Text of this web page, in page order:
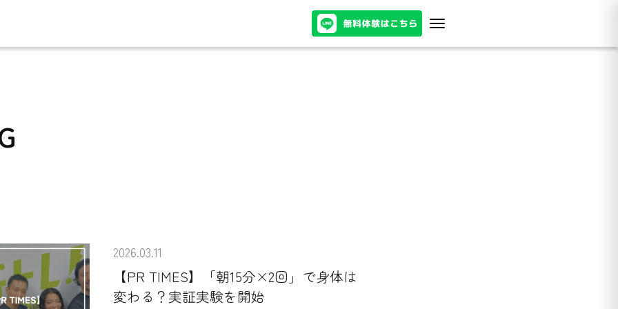
2026.03.11
【PR TIMES】「朝15分×2回」で身体は
変わる？実証実験を開始